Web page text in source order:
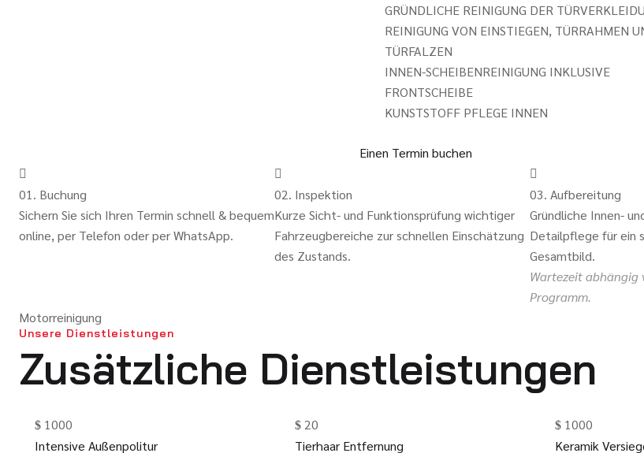
GRÜNDLICHE REINIGUNG DER
REINIGUNG VON EINSTIEGEN, TÜRRAHMEN
TÜRFALZEN
INNEN-SCHEIBENREINIGUNG INKLUSIVE
FRONTSCHEIBE
KUNSTSTOFF PFLEGE INNEN
Einen Termin buchen
01. Buchung
Sichern Sie sich Ihren Termin schnell & bequem
online, per Telefon oder per WhatsApp.
02. Inspektion
Kurze Sicht- und Funktionsprüfung wichtiger
Fahrzeugbereiche zur schnellen Einschätzung
des Zustands.
03. Aufbereitung
Gründliche Innen-
Detailpflege für ein
Gesamtbild.
Wartezeit abhängig
Programm.
Motorreinigung
Unsere Dienstleistungen
Zusätzliche Dienstleistungen
1000
Intensive Außenpolitur
20
Tierhaar Entfernung
1000
Keramik